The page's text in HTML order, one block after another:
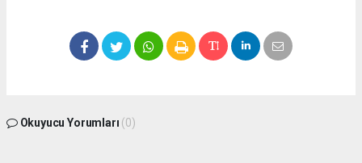
Okuyucu Yorumları (0)